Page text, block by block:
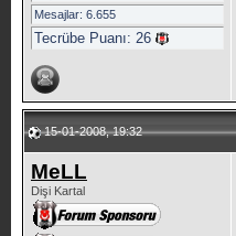
Mesajlar: 6.655
Tecrübe Puanı: 26
15-01-2008, 19:32
MeLL
Dişi Kartal